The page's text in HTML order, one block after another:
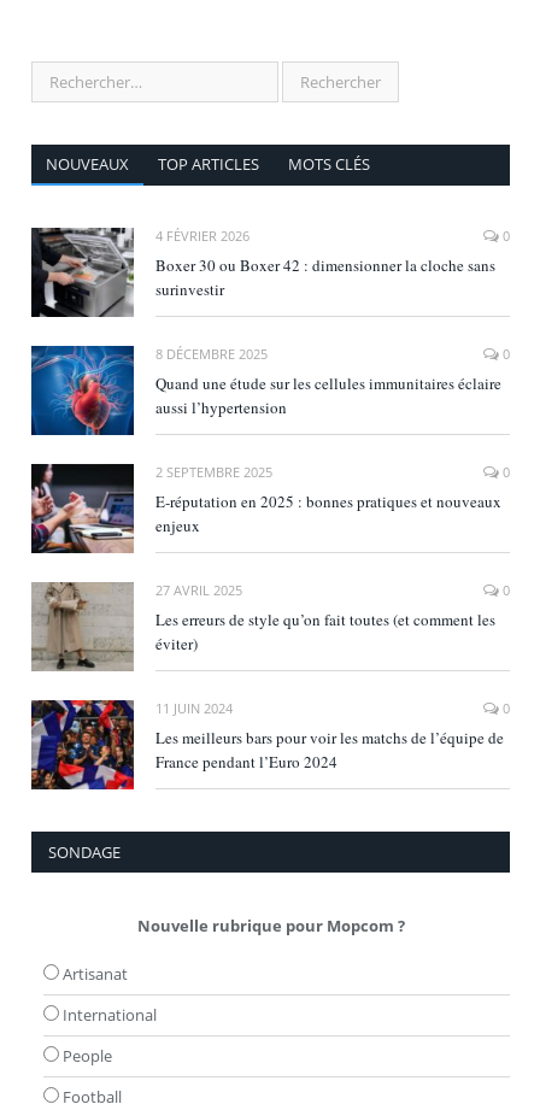
NOUVEAUX TOP ARTICLES MOTS CLÉS
4 FÉVRIER 2026 0
Boxer 30 ou Boxer 42 : dimensionner la cloche sans
surinvestir
8 DÉCEMBRE 2025 0
Quand une étude sur les cellules immunitaires éclaire
aussi l’hypertension
2 SEPTEMBRE 2025 0
E‑réputation en 2025 : bonnes pratiques et nouveaux
enjeux
27 AVRIL 2025 0
Les erreurs de style qu’on fait toutes (et comment les
éviter)
11 JUIN 2024 0
Les meilleurs bars pour voir les matchs de l’équipe de
France pendant l’Euro 2024
SONDAGE
Nouvelle rubrique pour Mopcom ?
Artisanat
International
People
Football